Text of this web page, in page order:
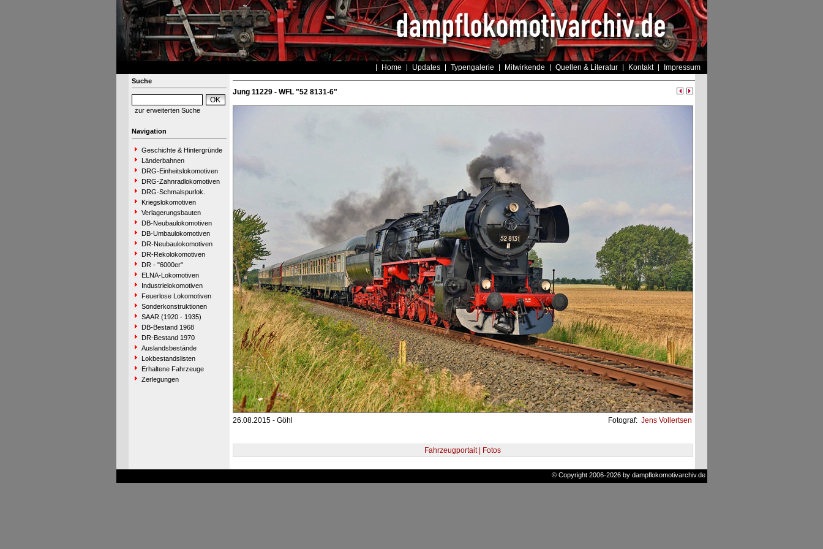
Home Updates Typengalerie Mitwirkende Quellen & Literatur Kontakt Impressum
Suche
zur erweiterten Suche
Navigation
Geschichte & Hintergründe
Länderbahnen
DRG-Einheitslokomotiven
DRG-Zahnradlokomotiven
DRG-Schmalspurlok.
Kriegslokomotiven
Verlagerungsbauten
DB-Neubaulokomotiven
DB-Umbaulokomotiven
DR-Neubaulokomotiven
DR-Rekolokomotiven
DR - "6000er"
ELNA-Lokomotiven
Industrielokomotiven
Feuerlose Lokomotiven
Sonderkonstruktionen
SAAR (1920 - 1935)
DB-Bestand 1968
DR-Bestand 1970
Auslandsbestände
Lokbestandslisten
Erhaltene Fahrzeuge
Zerlegungen
Jung 11229 - WFL "52 8131-6"
26.08.2015 - Göhl Fotograf: Jens Vollertsen
Fahrzeugportait | Fotos
© Copyright 2006-2026 by dampflokomotivarchiv.de